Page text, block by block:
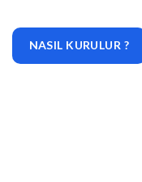
NASIL KURULUR ?